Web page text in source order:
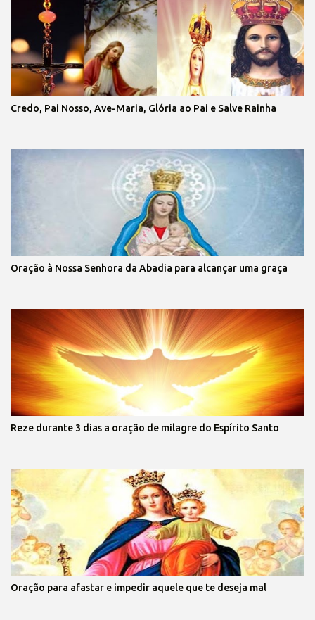
Credo, Pai Nosso, Ave-Maria, Glória ao Pai e Salve Rainha
Oração à Nossa Senhora da Abadia para alcançar uma graça
Reze durante 3 dias a oração de milagre do Espírito Santo
Oração para afastar e impedir aquele que te deseja mal